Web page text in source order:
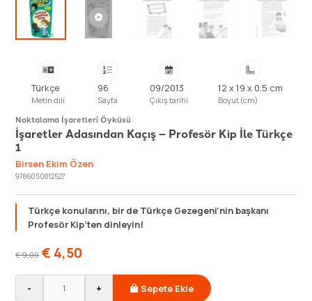
Türkçe
Metin dili
96
Sayfa
09/2013
Çıkış tarihi
12 x 19 x 0.5 cm
Boyut (cm)
Noktalama İşaretleri̇ Öyküsü
İşaretler Adasından Kaçış – Profesör Kip İle Türkçe
1
Birsen Ekim Özen
9786050812527
Türkçe konularını, bir de Türkçe Gezegeni’nin başkanı
Profesör Kip’ten dinleyin!
€9,00 € 4,50
- + Sepete Ekle